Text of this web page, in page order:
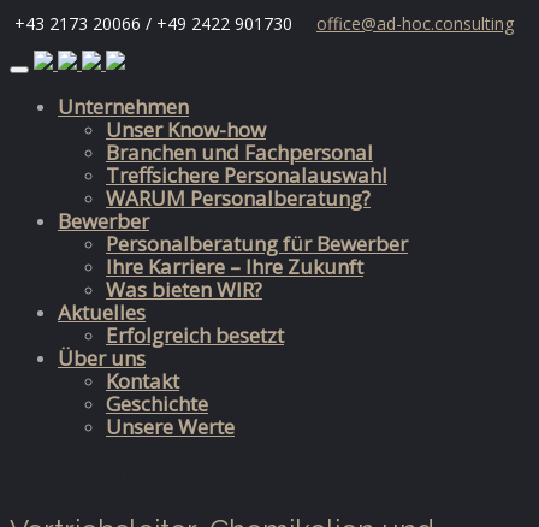
+43 2173 20066 / +49 2422 901730
office@ad-hoc.consulting
Skip
contentUnternehmen
Unser Know-how
Branchen und Fachpersonal
Treffsichere Personalauswahl
WARUM Personalberatung?
Bewerber
Personalberatung für Bewerber
Ihre Karriere – Ihre Zukunft
Was bieten WIR?
Aktuelles
Erfolgreich besetzt
Über uns
Kontakt
Geschichte
Unsere Werte